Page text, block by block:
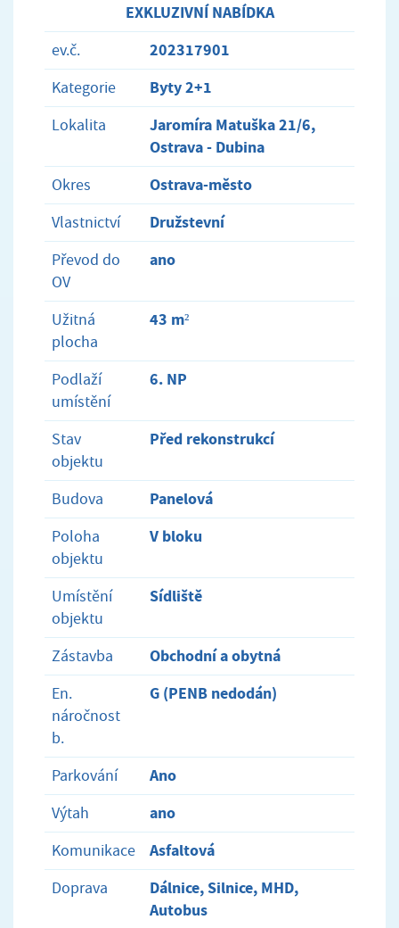
EXKLUZIVNÍ NABÍDKA
ev.č. 202317901
Kategorie Byty 2+1
Lokalita
Jaromíra Matuška 21/6,
Ostrava - Dubina
Okres Ostrava-město
Vlastnictví Družstevní
Převod do
OV
ano
Užitná
plocha
43 m²
Podlaží
umístění
6. NP
Stav
objektu
Před rekonstrukcí
Budova Panelová
Poloha
objektu
V bloku
Umístění
objektu
Sídliště
Zástavba Obchodní a obytná
En.
náročnost
b.
G (PENB nedodán)
Parkování Ano
Výtah ano
Komunikace Asfaltová
Doprava
Dálnice, Silnice, MHD,
Autobus